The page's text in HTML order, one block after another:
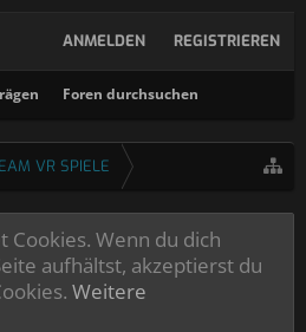
Foren durchsuchen
ANMELDEN REGISTRIEREN
VR SPIELE
Cookies. Wenn du dich
aufhältst, akzeptierst du
Weitere